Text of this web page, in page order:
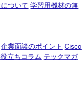
ついて 学習用機材の無
企業面談のポイント Cisco
立ちコラム テックマガ